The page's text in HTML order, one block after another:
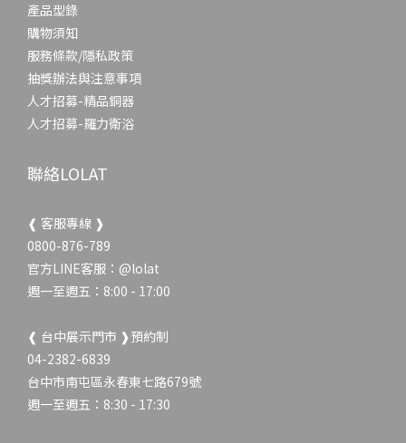
產品型錄
購物須知
服務條款/隱私政策
抽獎辦法與注意事項
人才招募-精品銅器
人才招募-羅力衛浴
聯絡LOLAT
❰ 客服專線 ❱
0800-876-789
官方LINE客服： @lolat
週一至週五：8:00 - 17:00
❰ 台中展示門市 ❱預約制
04-2382-6839
台中市南屯區永春東七路679號
週一至週五：8:30 - 17:30